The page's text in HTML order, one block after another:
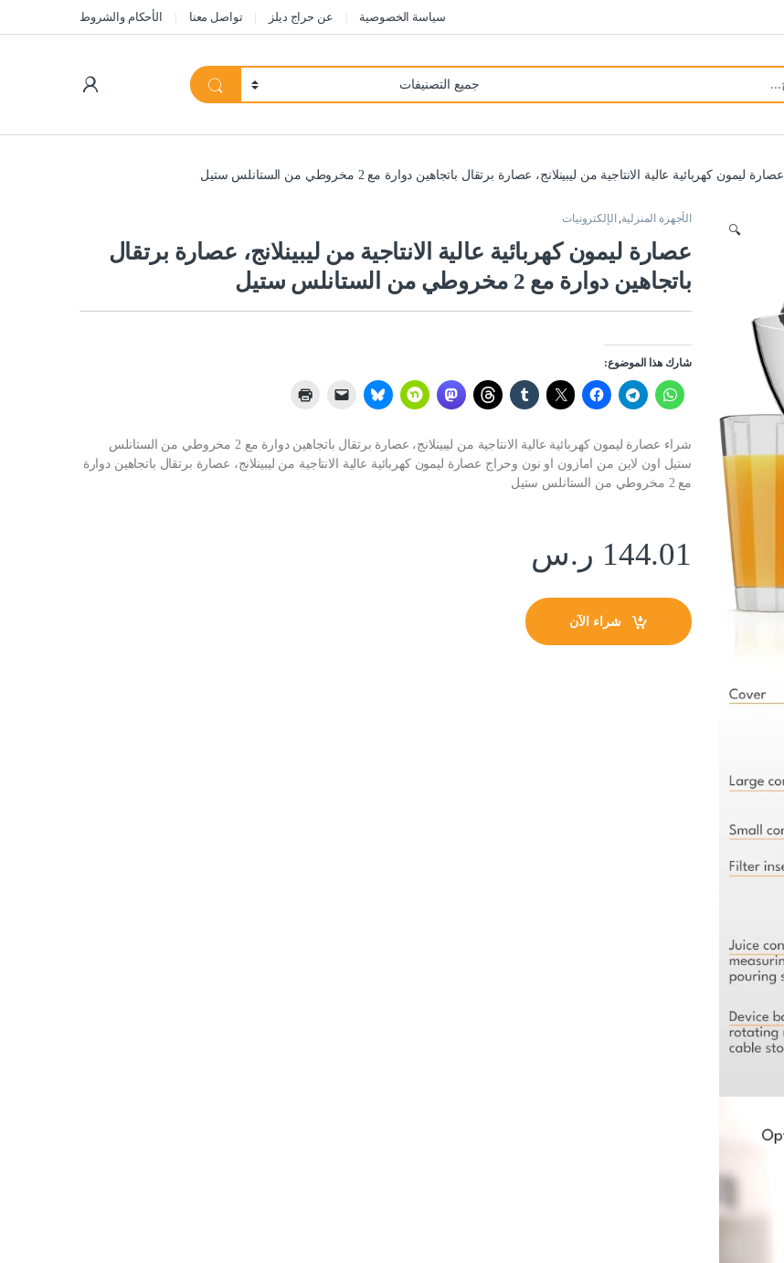
سياسة الخصوصية عن حراج ديلز تواصل معنا الأحكام والشروط
عصارة ليمون كهربائية عالية الانتاجية من ليبينلانج، عصارة برتقال باتجاهين دوارة مع 2 مخروطي من الستانلس ستيل
🔍
الأجهزة المنزلية, الإلكترونيات
عصارة ليمون كهربائية عالية الانتاجية من ليبينلانج، عصارة برتقال
باتجاهين دوارة مع 2 مخروطي من الستانلس ستيل
شارك هذا الموضوع:
شراء عصارة ليمون كهربائية عالية الانتاجية من ليبينلانج، عصارة برتقال باتجاهين دوارة مع 2 مخروطي من الستانلس
ستيل اون لاين من امازون او نون وحراج عصارة ليمون كهربائية عالية الانتاجية من ليبينلانج، عصارة برتقال باتجاهين دوارة
مع 2 مخروطي من الستانلس ستيل
144.01 ر.س
شراء الآن